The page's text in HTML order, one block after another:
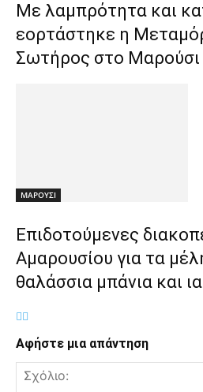
Με λαμπρότητα και
εορτάστηκε η
Σωτήρος στο Μαρούσι
ΜΑΡΟΥΣΙ
Επιδοτούμενες
Αμαρουσίου για τα
θαλάσσια μπάνια και
Αφήστε μια απάντηση